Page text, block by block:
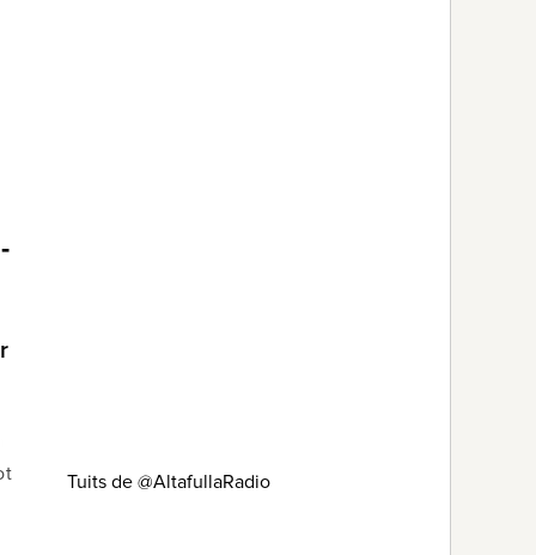
Tuits de @AltafullaRadio